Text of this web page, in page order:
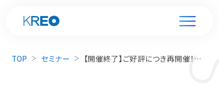
TOP セミナー 【開催終了】ご好評につき再開催！コロナ下にある『2022年の生活者価値観・潮流』セミナー